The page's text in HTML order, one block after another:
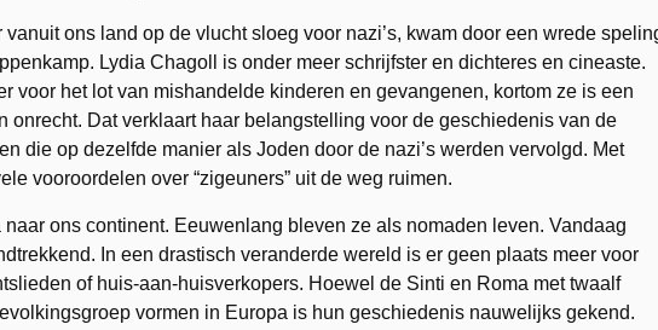
ons land op de vlucht sloeg voor nazi’s, kwam door een wrede
Lydia Chagoll is onder meer schrijfster en dichteres en cineaste.
voor het lot van mishandelde kinderen en gevangenen, kortom ze is een
onrecht. Dat verklaart haar belangstelling voor de geschiedenis van de
die op dezelfde manier als Joden door de nazi’s werden vervolgd. Met
vooroordelen over “zigeuners” uit de weg ruimen.
ons continent. Eeuwenlang bleven ze als nomaden leven. Vandaag
In een drastisch veranderde wereld is er geen plaats meer voor
of huis-aan-huisverkopers. Hoewel de Sinti en Roma met twaalf
vormen in Europa is hun geschiedenis nauwelijks gekend.